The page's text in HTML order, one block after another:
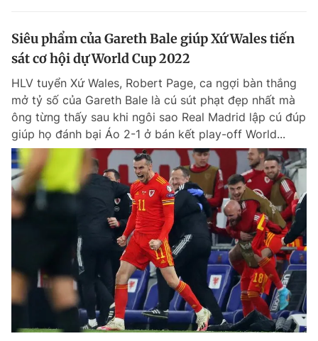
Siêu phẩm của Gareth Bale giúp Xứ Wales tiến
sát cơ hội dự World Cup 2022
HLV tuyển Xứ Wales, Robert Page, ca ngợi bàn thắng
mở tỷ số của Gareth Bale là cú sút phạt đẹp nhất mà
ông từng thấy sau khi ngôi sao Real Madrid lập cú đúp
giúp họ đánh bại Áo 2-1 ở bán kết play-off World...